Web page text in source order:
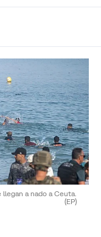
a nado a Ceuta.
(EP)